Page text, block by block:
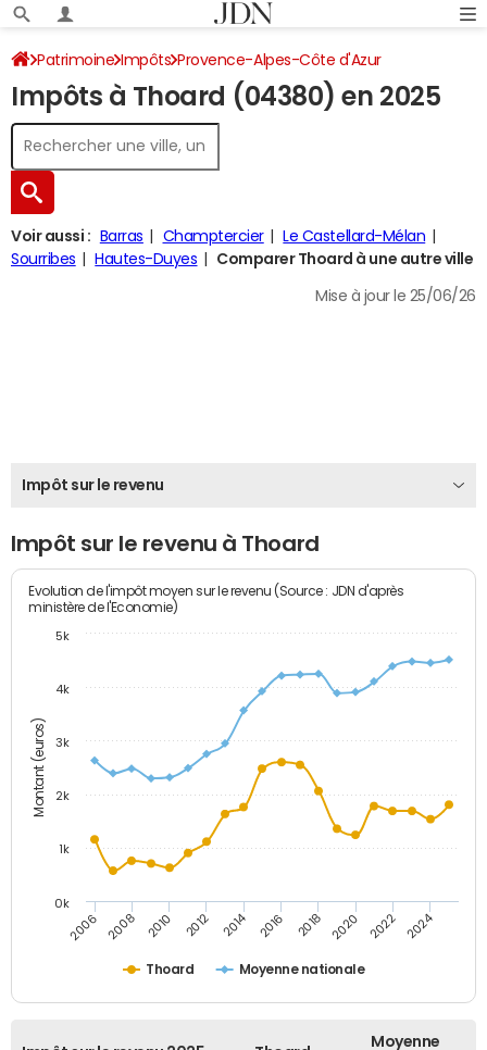
Patrimoine Impôts Provence-Alpes-Côte d'Azur
Alpes-de-Haute-Provence Thoard Impôt sur le revenu
Impôts à Thoard (04380) en 2025
Voir aussi : Barras Champtercier
Le Castellard-Mélan
Sourribes
Hautes-Duyes Comparer Thoard à une autre ville
Mise à jour le 25/06/26
Impôt sur le revenu
Impôt sur le revenu à Thoard
Montant (euros)
Evolution de l'impôt moyen sur le revenu (Source : JDN d'après
ministère de l'Economie)
Thoard Moyenne nationale
2006 2008 2010 2012 2014 2016 2018 2020 2022 2024
0k
1k
2k
3k
4k
5k
Moyenne